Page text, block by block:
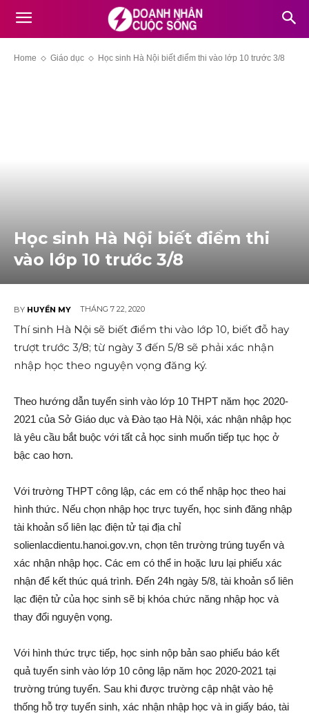
Home Giáo dục Học sinh Hà Nội biết điểm thi vào lớp 10 trước 3/8
Học sinh Hà Nội biết điểm thi
vào lớp 10 trước 3/8
BY HUYỀN MY THÁNG 7 22, 2020
Thí sinh Hà Nội sẽ biết điểm thi vào lớp 10, biết đỗ hay
trượt trước 3/8; từ ngày 3 đến 5/8 sẽ phải xác nhận
nhập học theo nguyện vọng đăng ký.
Theo hướng dẫn tuyển sinh vào lớp 10 THPT năm học 2020-
2021 của Sở Giáo dục và Đào tạo Hà Nội, xác nhận nhập học
là yêu cầu bắt buộc với tất cả học sinh muốn tiếp tục học ở
bậc cao hơn.
Với trường THPT công lập, các em có thể nhập học theo hai
hình thức. Nếu chọn nhập học trực tuyến, học sinh đăng nhập
tài khoản sổ liên lạc điện tử tại địa chỉ
solienlacdientu.hanoi.gov.vn, chọn tên trường trúng tuyển và
xác nhận nhập học. Các em có thể in hoặc lưu lại phiếu xác
nhận để kết thúc quá trình. Đến 24h ngày 5/8, tài khoản sổ liên
lạc điện tử của học sinh sẽ bị khóa chức năng nhập học và
thay đổi nguyện vọng.
Với hình thức trực tiếp, học sinh nộp bản sao phiếu báo kết
quả tuyển sinh vào lớp 10 công lập năm học 2020-2021 tại
trường trúng tuyển. Sau khi được trường cập nhật vào hệ
thống hỗ trợ tuyển sinh, xác nhận nhập học và in giấy báo, tài